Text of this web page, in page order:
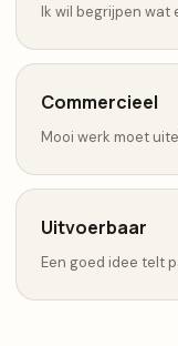
Ik wil begrijpen
Commercieel
Mooi werk moet
Uitvoerbaar
Een goed idee telt